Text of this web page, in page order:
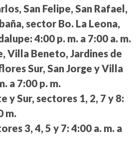
San Felipe, San Rafael,
sector Bo. La Leona,
4:00 p. m. a 7:00 a. m.
Villa Beneto, Jardines de
Sur, San Jorge y Villa
a 7:00 p. m.
y Sur, sectores 1, 2, 7 y 8:
m.
3, 4, 5 y 7: 4:00 a. m. a